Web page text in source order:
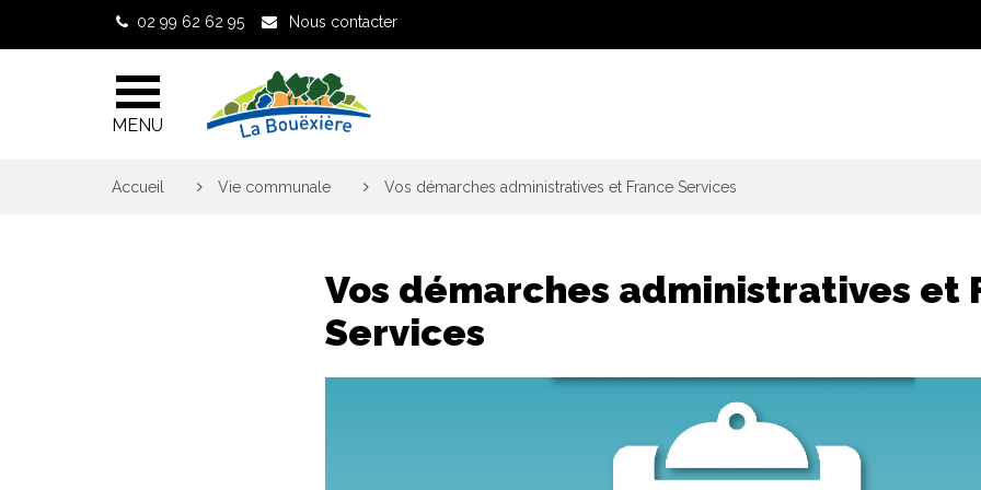
02 99 62 62 95 Nous contacter
MENU
Accueil Vie communale Vos démarches administratives et France Services
Vos démarches administratives et
Services